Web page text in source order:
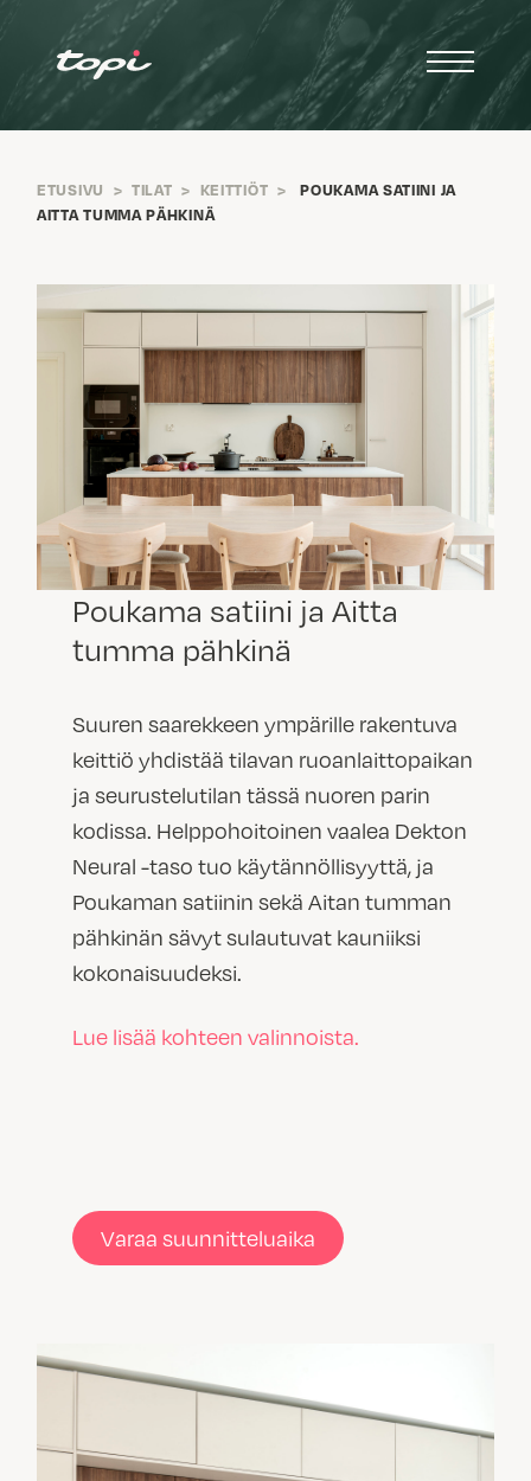
ETUSIVU > TILAT > KEITTIÖT >
POUKAMA SATIINI JA
AITTA TUMMA PÄHKINÄ
Poukama satiini ja Aitta
tumma pähkinä
Suuren saarekkeen ympärille rakentuva
keittiö yhdistää tilavan ruoanlaittopaikan
ja seurustelutilan tässä nuoren parin
kodissa. Helppohoitoinen vaalea Dekton
Neural -taso tuo käytännöllisyyttä, ja
Poukaman satiinin sekä Aitan tumman
pähkinän sävyt sulautuvat kauniiksi
kokonaisuudeksi.
Lue lisää kohteen valinnoista.
Varaa suunnitteluaika